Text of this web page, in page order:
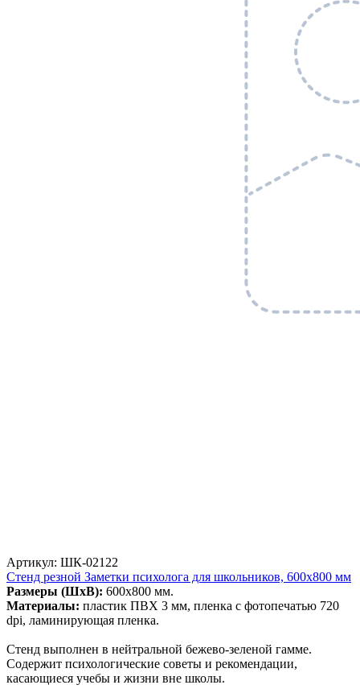
Артикул: ШК-02122
Стенд резной Заметки психолога для школьников, 600х800 мм
Размеры (ШхВ): 600х800 мм.
Материалы: пластик ПВХ 3 мм, пленка с фотопечатью 720
dpi, ламинирующая пленка.
Стенд выполнен в нейтральной бежево-зеленой гамме.
Содержит психологические советы и рекомендации,
касающиеся учебы и жизни вне школы.